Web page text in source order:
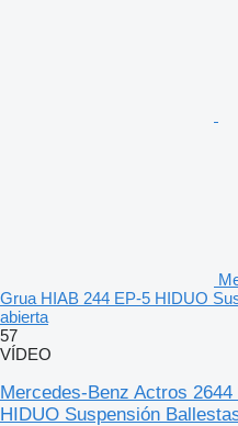
Grua HIAB 244 EP-5 HIDUO
abierta
57
VÍDEO
Mercedes-Benz Actros
HIDUO Suspensión